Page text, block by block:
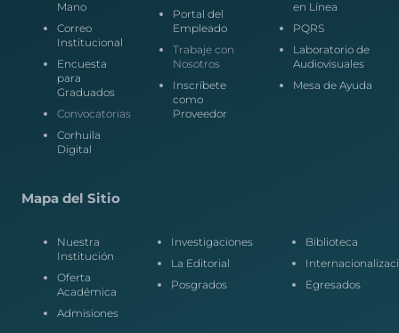
Mano
Correo
Institucional
Encuesta
para
Graduados
Convocatorias
Corhuila
Digital
Portal del
Empleado
Trabaje con
Nosotros
Inscríbete
como
Proveedor
en Línea
PQRS
Laboratorio de
Audiovisuales
Mesa de Ayuda
Mapa del Sitio
Nuestra
Institución
Oferta
Académica
Admisiones
Investigaciones
La Editorial
Posgrados
Biblioteca
Egresados